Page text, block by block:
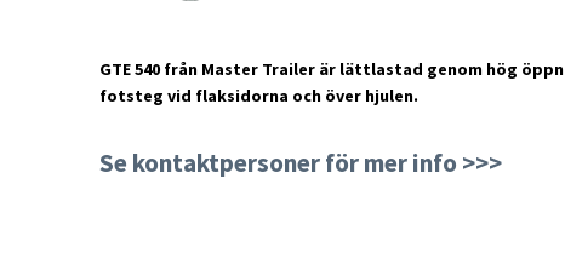
GTE 540 från Master Trailer är lättlastad genom hög
fotsteg vid flaksidorna och över hjulen.
Se kontaktpersoner för mer info >>>